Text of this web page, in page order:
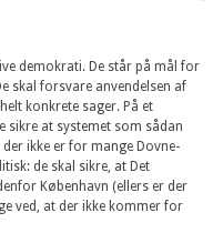
demokrati. De står på mål for
skal forsvare anvendelsen af
konkrete sager. På et
sikre at systemet som sådan
ikke er for mange Dovne-
de skal sikre, at Det
København (ellers er der
ved, at der ikke kommer for